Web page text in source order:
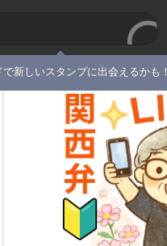
で新しいスタンプに出会えるかも！